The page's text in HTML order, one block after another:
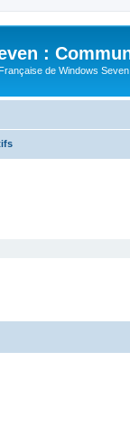
:
de Windows Seven